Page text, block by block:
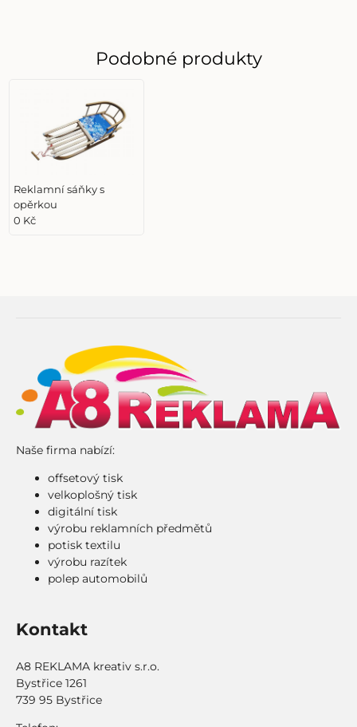
Podobné produkty
Reklamní sáňky s
opěrkou
0 Kč
Naše firma nabízí:
offsetový tisk
velkoplošný tisk
digitální tisk
výrobu reklamních předmětů
potisk textilu
výrobu razítek
polep automobilů
Kontakt
A8 REKLAMA kreativ s.r.o.
Bystřice 1261
739 95 Bystřice